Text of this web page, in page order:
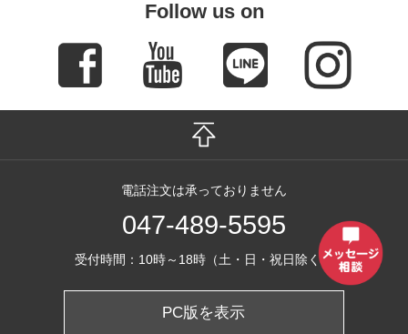
Follow us on
電話注文は承っておりません
047-489-5595
受付時間：10時～18時（土・日・祝日除く）
PC版を表示